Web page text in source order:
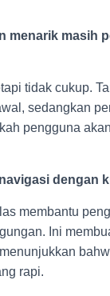
menarik masih
tidak cukup.
sedangkan
pengguna
dengan
membantu
Ini
rapi.